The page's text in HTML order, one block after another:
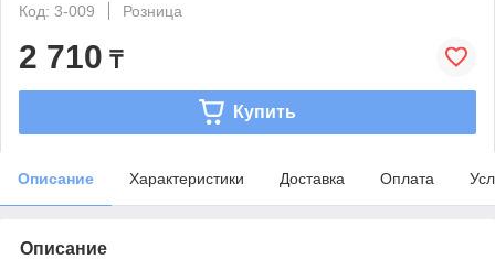
Код: 3-009
Розница
2 710 ₸
Купить
Описание Характеристики Доставка Оплата
Описание